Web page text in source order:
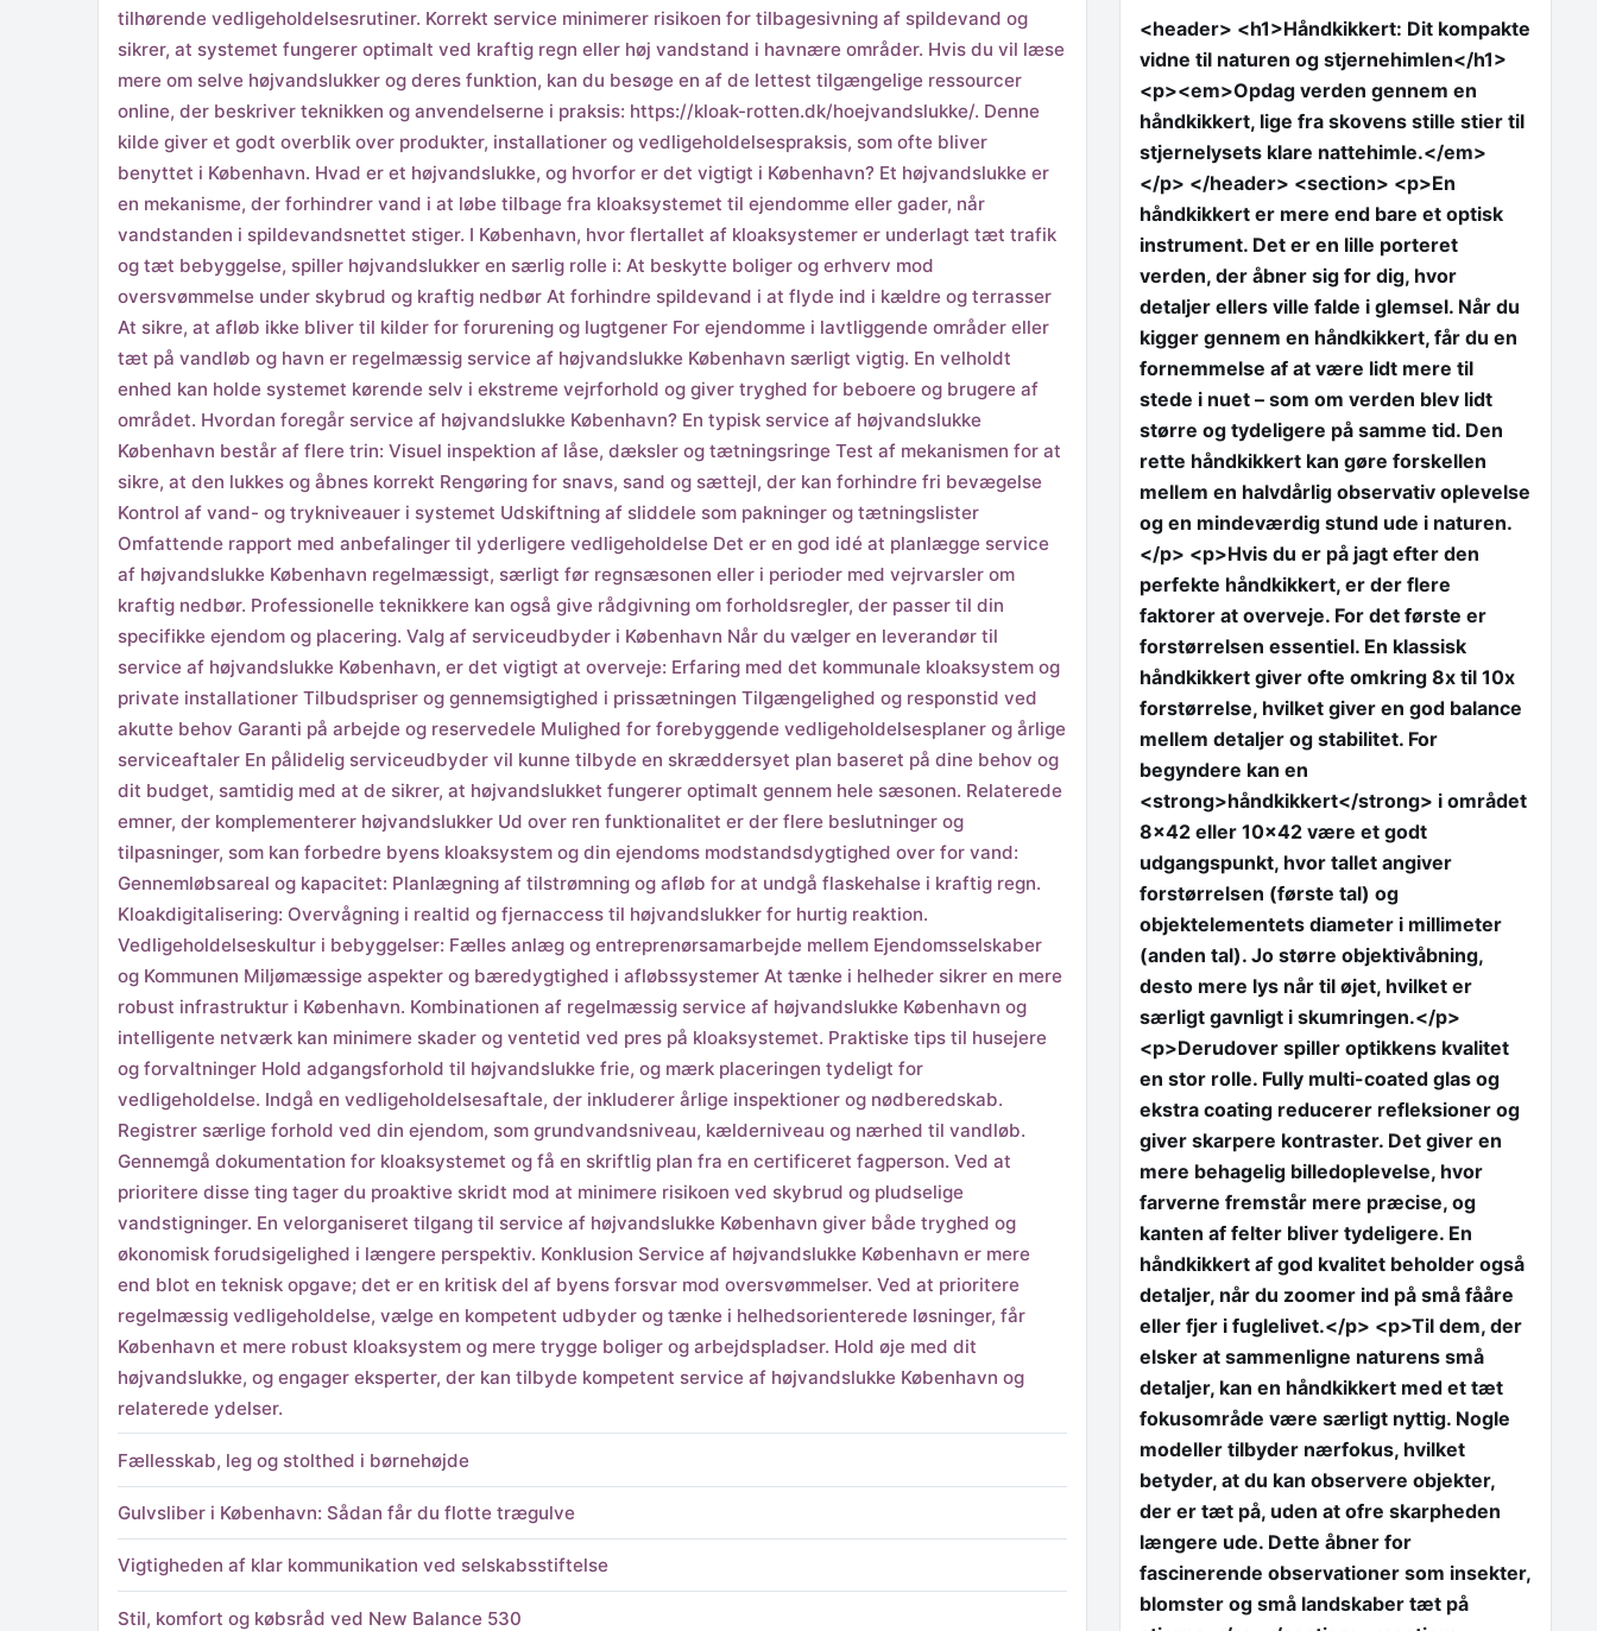
tilhørende vedligeholdelsesrutiner. Korrekt service minimerer risikoen for tilbagesivning af spildevand og
sikrer, at systemet fungerer optimalt ved kraftig regn eller høj vandstand i havnære områder. Hvis du vil læse
mere om selve højvandslukker og deres funktion, kan du besøge en af de lettest tilgængelige ressourcer
online, der beskriver teknikken og anvendelserne i praksis: https://kloak-rotten.dk/hoejvandslukke/. Denne
kilde giver et godt overblik over produkter, installationer og vedligeholdelsespraksis, som ofte bliver
benyttet i København. Hvad er et højvandslukke, og hvorfor er det vigtigt i København? Et højvandslukke er
en mekanisme, der forhindrer vand i at løbe tilbage fra kloaksystemet til ejendomme eller gader, når
vandstanden i spildevandsnettet stiger. I København, hvor flertallet af kloaksystemer er underlagt tæt trafik
og tæt bebyggelse, spiller højvandslukker en særlig rolle i: At beskytte boliger og erhverv mod
oversvømmelse under skybrud og kraftig nedbør At forhindre spildevand i at flyde ind i kældre og terrasser
At sikre, at afløb ikke bliver til kilder for forurening og lugtgener For ejendomme i lavtliggende områder eller
tæt på vandløb og havn er regelmæssig service af højvandslukke København særligt vigtig. En velholdt
enhed kan holde systemet kørende selv i ekstreme vejrforhold og giver tryghed for beboere og brugere af
området. Hvordan foregår service af højvandslukke København? En typisk service af højvandslukke
København består af flere trin: Visuel inspektion af låse, dæksler og tætningsringe Test af mekanismen for at
sikre, at den lukkes og åbnes korrekt Rengøring for snavs, sand og sættejl, der kan forhindre fri bevægelse
Kontrol af vand- og trykniveauer i systemet Udskiftning af sliddele som pakninger og tætningslister
Omfattende rapport med anbefalinger til yderligere vedligeholdelse Det er en god idé at planlægge service
af højvandslukke København regelmæssigt, særligt før regnsæsonen eller i perioder med vejrvarsler om
kraftig nedbør. Professionelle teknikkere kan også give rådgivning om forholdsregler, der passer til din
specifikke ejendom og placering. Valg af serviceudbyder i København Når du vælger en leverandør til
service af højvandslukke København, er det vigtigt at overveje: Erfaring med det kommunale kloaksystem og
private installationer Tilbudspriser og gennemsigtighed i prissætningen Tilgængelighed og responstid ved
akutte behov Garanti på arbejde og reservedele Mulighed for forebyggende vedligeholdelsesplaner og årlige
serviceaftaler En pålidelig serviceudbyder vil kunne tilbyde en skræddersyet plan baseret på dine behov og
dit budget, samtidig med at de sikrer, at højvandslukket fungerer optimalt gennem hele sæsonen. Relaterede
emner, der komplementerer højvandslukker Ud over ren funktionalitet er der flere beslutninger og
tilpasninger, som kan forbedre byens kloaksystem og din ejendoms modstandsdygtighed over for vand:
Gennemløbsareal og kapacitet: Planlægning af tilstrømning og afløb for at undgå flaskehalse i kraftig regn.
Kloakdigitalisering: Overvågning i realtid og fjernaccess til højvandslukker for hurtig reaktion.
Vedligeholdelseskultur i bebyggelser: Fælles anlæg og entreprenørsamarbejde mellem Ejendomsselskaber
og Kommunen Miljømæssige aspekter og bæredygtighed i afløbssystemer At tænke i helheder sikrer en mere
robust infrastruktur i København. Kombinationen af regelmæssig service af højvandslukke København og
intelligente netværk kan minimere skader og ventetid ved pres på kloaksystemet. Praktiske tips til husejere
og forvaltninger Hold adgangsforhold til højvandslukke frie, og mærk placeringen tydeligt for
vedligeholdelse. Indgå en vedligeholdelsesaftale, der inkluderer årlige inspektioner og nødberedskab.
Registrer særlige forhold ved din ejendom, som grundvandsniveau, kælderniveau og nærhed til vandløb.
Gennemgå dokumentation for kloaksystemet og få en skriftlig plan fra en certificeret fagperson. Ved at
prioritere disse ting tager du proaktive skridt mod at minimere risikoen ved skybrud og pludselige
vandstigninger. En velorganiseret tilgang til service af højvandslukke København giver både tryghed og
økonomisk forudsigelighed i længere perspektiv. Konklusion Service af højvandslukke København er mere
end blot en teknisk opgave; det er en kritisk del af byens forsvar mod oversvømmelser. Ved at prioritere
regelmæssig vedligeholdelse, vælge en kompetent udbyder og tænke i helhedsorienterede løsninger, får
København et mere robust kloaksystem og mere trygge boliger og arbejdspladser. Hold øje med dit
højvandslukke, og engager eksperter, der kan tilbyde kompetent service af højvandslukke København og
relaterede ydelser.
Fællesskab, leg og stolthed i børnehøjde
Gulvsliber i København: Sådan får du flotte trægulve
Vigtigheden af klar kommunikation ved selskabsstiftelse
Stil, komfort og købsråd ved New Balance 530
<header> <h1>Håndkikkert: Dit kompakte
vidne til naturen og stjernehimlen</h1>
<p><em>Opdag verden gennem en
håndkikkert, lige fra skovens stille stier til
stjernelysets klare nattehimle.</em>
</p> </header> <section> <p>En
håndkikkert er mere end bare et optisk
instrument. Det er en lille porteret
verden, der åbner sig for dig, hvor
detaljer ellers ville falde i glemsel. Når du
kigger gennem en håndkikkert, får du en
fornemmelse af at være lidt mere til
stede i nuet – som om verden blev lidt
større og tydeligere på samme tid. Den
rette håndkikkert kan gøre forskellen
mellem en halvdårlig observativ oplevelse
og en mindeværdig stund ude i naturen.
</p> <p>Hvis du er på jagt efter den
perfekte håndkikkert, er der flere
faktorer at overveje. For det første er
forstørrelsen essentiel. En klassisk
håndkikkert giver ofte omkring 8x til 10x
forstørrelse, hvilket giver en god balance
mellem detaljer og stabilitet. For
begyndere kan en
<strong>håndkikkert</strong> i området
8×42 eller 10×42 være et godt
udgangspunkt, hvor tallet angiver
forstørrelsen (første tal) og
objektelementets diameter i millimeter
(anden tal). Jo større objektivåbning,
desto mere lys når til øjet, hvilket er
særligt gavnligt i skumringen.</p>
<p>Derudover spiller optikkens kvalitet
en stor rolle. Fully multi-coated glas og
ekstra coating reducerer refleksioner og
giver skarpere kontraster. Det giver en
mere behagelig billedoplevelse, hvor
farverne fremstår mere præcise, og
kanten af felter bliver tydeligere. En
håndkikkert af god kvalitet beholder også
detaljer, når du zoomer ind på små fååre
eller fjer i fuglelivet.</p> <p>Til dem, der
elsker at sammenligne naturens små
detaljer, kan en håndkikkert med et tæt
fokusområde være særligt nyttig. Nogle
modeller tilbyder nærfokus, hvilket
betyder, at du kan observere objekter,
der er tæt på, uden at ofre skarpheden
længere ude. Dette åbner for
fascinerende observationer som insekter,
blomster og små landskaber tæt på